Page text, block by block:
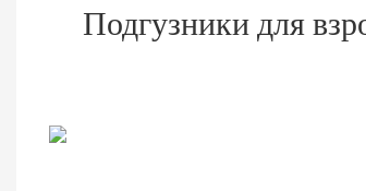
Подгузники для